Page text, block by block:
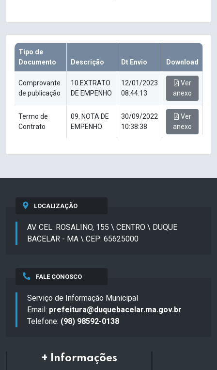
Tipo de
Documento
Descrição Dt Envio Download
Comprovante
de publicação
10.EXTRATO
DE EMPENHO
12/01/2023
08:44:13
Ver
anexo
Termo de
Contrato
09. NOTA DE
EMPENHO
30/09/2022
10:38:38
Ver
anexo
LOCALIZAÇÃO
AV. CEL. ROSALINO, 155 \ CENTRO \ DUQUE
BACELAR - MA \ CEP: 65625000
FALE CONOSCO
Serviço de Informação Municipal
Email: prefeitura@duquebacelar.ma.gov.br
Telefone: (98) 98592-0138
+ Informações